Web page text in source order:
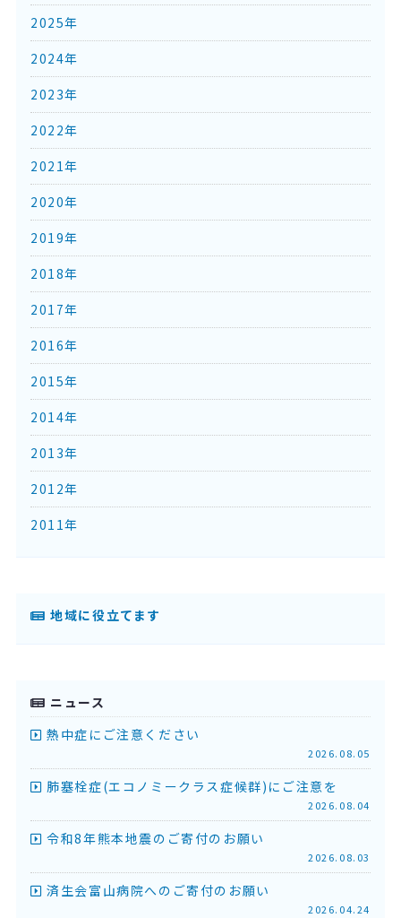
2025年
2024年
2023年
2022年
2021年
2020年
2019年
2018年
2017年
2016年
2015年
2014年
2013年
2012年
2011年
地域に役立てます
ニュース
熱中症にご注意ください
2026.08.05
肺塞栓症(エコノミークラス症候群)にご注意を
2026.08.04
令和8年熊本地震のご寄付のお願い
2026.08.03
済生会富山病院へのご寄付のお願い
2026.04.24